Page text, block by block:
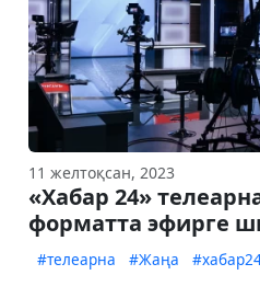
11 желтоқсан, 2023
«Хабар 24»
форматта эфирге
#телеарна #Жаңа